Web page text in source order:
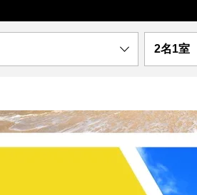
2名1室